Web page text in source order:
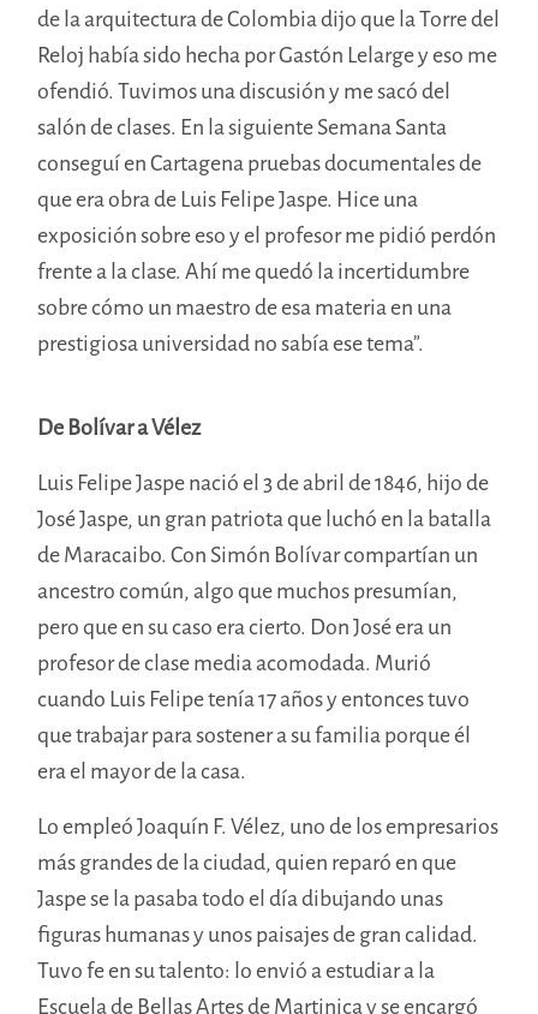
de la arquitectura de Colombia dijo que la Torre del
Reloj había sido hecha por Gastón Lelarge y eso me
ofendió. Tuvimos una discusión y me sacó del
salón de clases. En la siguiente Semana Santa
conseguí en Cartagena pruebas documentales de
que era obra de Luis Felipe Jaspe. Hice una
exposición sobre eso y el profesor me pidió perdón
frente a la clase. Ahí me quedó la incertidumbre
sobre cómo un maestro de esa materia en una
prestigiosa universidad no sabía ese tema”.
De Bolívar a Vélez
Luis Felipe Jaspe nació el 3 de abril de 1846, hijo de
José Jaspe, un gran patriota que luchó en la batalla
de Maracaibo. Con Simón Bolívar compartían un
ancestro común, algo que muchos presumían,
pero que en su caso era cierto. Don José era un
profesor de clase media acomodada. Murió
cuando Luis Felipe tenía 17 años y entonces tuvo
que trabajar para sostener a su familia porque él
era el mayor de la casa.
Lo empleó Joaquín F. Vélez, uno de los empresarios
más grandes de la ciudad, quien reparó en que
Jaspe se la pasaba todo el día dibujando unas
figuras humanas y unos paisajes de gran calidad.
Tuvo fe en su talento: lo envió a estudiar a la
Escuela de Bellas Artes de Martinica y se encargó